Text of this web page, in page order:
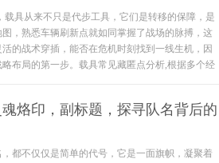
具从来不只是代步工具，它们是转移的保障，是
，熟悉车辆刷新点就如同掌握了战场的脉搏，这
的战术穿插，能否在危机时刻找到一线生机，因
布局的第一步。载具常见藏匿点分析,根据多个经
烙印，副标题，探寻队名背后的
都不仅仅是简单的代号，它是一面旗帜，凝聚着